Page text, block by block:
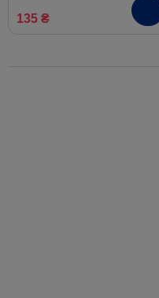
135 ₴